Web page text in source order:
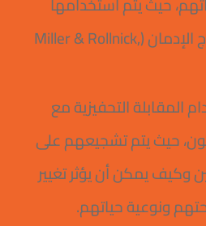
بشكل واسع في علاج الإدمان (Miller & Rollnick,
المقابلة التحفيزية مع
حيث يتم تشجيعهم على
وكيف يمكن أن يؤثر تغيير
ونوعية حياتهم.